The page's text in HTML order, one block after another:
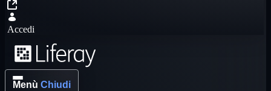
Accedi
Menù Chiudi